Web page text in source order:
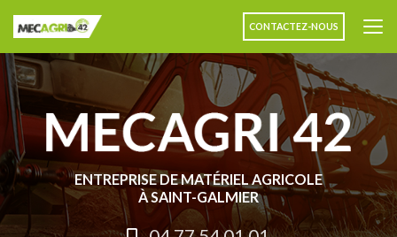
contenu
principal
CONTACTEZ-NOUS
ENTREPRISE DE MATÉRIEL AGRICOLE
À SAINT-GALMIER